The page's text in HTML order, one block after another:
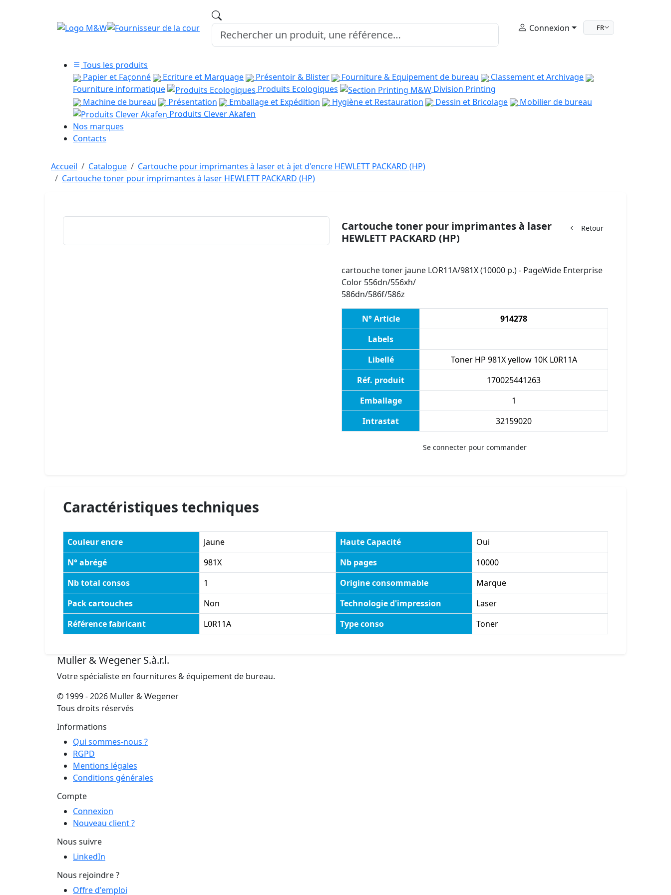
Connexion FR
Tous les produits
Papier et Façonné
Ecriture et Marquage Présentoir & Blister Fourniture & Equipement de bureau
Classement et Archivage
Fourniture informatique
Produits Ecologiques
Division Printing
Machine de bureau
Présentation Emballage et Expédition Hygiène et Restauration Dessin et Bricolage
Mobilier de bureau
Produits Clever Akafen
Nos marques
Contacts
Accueil Catalogue
Cartouche pour imprimantes à laser et à jet d'encre HEWLETT PACKARD (HP)
Cartouche toner pour imprimantes à laser HEWLETT PACKARD (HP)
Retour
Cartouche toner pour imprimantes à laser
HEWLETT PACKARD (HP)
cartouche toner jaune LOR11A/981X (10000 p.) - PageWide Enterprise
Color 556dn/556xh/
586dn/586f/586z
N° Article
914278
Labels
Libellé
Toner HP 981X yellow 10K L0R11A
Réf. produit
170025441263
Emballage
1
Intrastat
32159020
Se connecter pour commander
Caractéristiques techniques
Couleur encre Jaune Haute Capacité
Oui
N° abrégé
981X Nb pages
10000
Nb total consos
1 Origine consommable
Marque
Pack cartouches
Non Technologie d'impression
Laser
Référence fabricant
L0R11A Type conso Toner
Muller & Wegener S.à.r.l.
Votre spécialiste en fournitures & équipement de bureau.
© 1999 - 2026 Muller & Wegener
Tous droits réservés
Informations
Qui sommes-nous ?
RGPD
Mentions légales
Conditions générales
Compte
Connexion
Nouveau client ?
Nous suivre
LinkedIn
Nous rejoindre ?
Offre d'emploi